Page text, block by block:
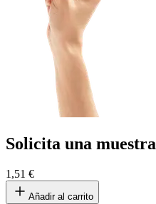
Solicita una muestra
1,51 €
Añadir al carrito